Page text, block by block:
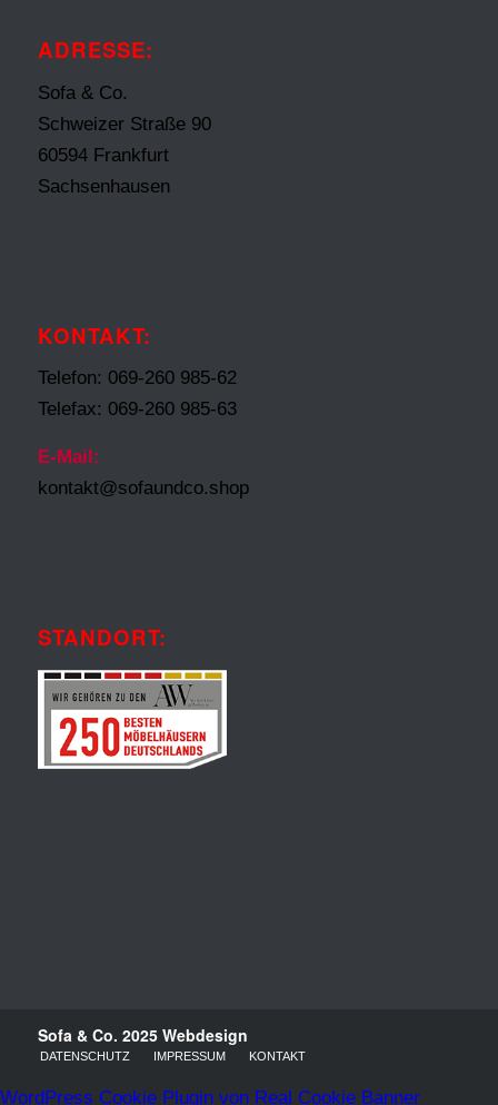
ADRESSE:
Sofa & Co.
Schweizer Straße 90
60594 Frankfurt
Sachsenhausen
KONTAKT:
Telefon: 069-260 985-62
Telefax: 069-260 985-63
E-Mail:
kontakt@sofaundco.shop
STANDORT:
Sofa & Co. 2025 Webdesign
DATENSCHUTZ IMPRESSUM KONTAKT
WordPress Cookie Plugin von Real Cookie Banner